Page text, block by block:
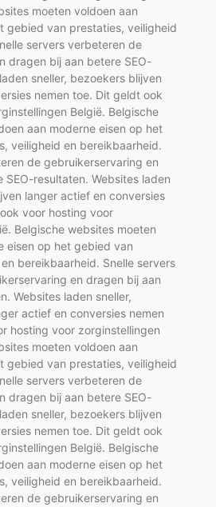
moeten voldoen aan
gebied van prestaties, veiligheid
servers verbeteren de
dragen bij aan betere SEO-
sneller, bezoekers blijven
nemen toe. Dit geldt ook
België. Belgische
aan moderne eisen op het
veiligheid en bereikbaarheid.
de gebruikerservaring en
resultaten. Websites laden
langer actief en conversies
voor hosting voor
Belgische websites moeten
eisen op het gebied van
bereikbaarheid. Snelle servers
en dragen bij aan
Websites laden sneller,
actief en conversies nemen
hosting voor zorginstellingen
moeten voldoen aan
gebied van prestaties, veiligheid
servers verbeteren de
dragen bij aan betere SEO-
sneller, bezoekers blijven
nemen toe. Dit geldt ook
België. Belgische
aan moderne eisen op het
veiligheid en bereikbaarheid.
de gebruikerservaring en